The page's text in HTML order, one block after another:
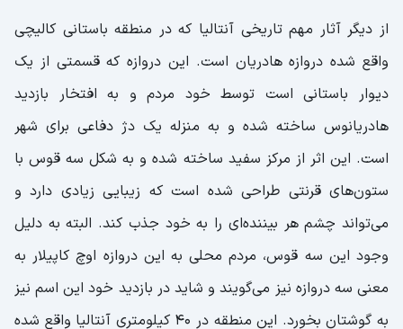
از دیگر آثار مهم تاریخی آنتالیا که در منطقه باستانی کالیچی
واقع شده دروازه هادریان است. این دروازه که قسمتی از یک
دیوار باستانی است توسط خود مردم و به افتخار بازدید
هادریانوس ساخته شده و به منزله یک دژ دفاعی برای شهر
است. این اثر از مرکز سفید ساخته شده و به شکل سه قوس با
ستون‌های قرنتی طراحی شده است که زیبایی زیادی دارد و
می‌تواند چشم هر بیننده‌ای را به خود جذب کند. البته به دلیل
وجود این سه قوس، مردم محلی به این دروازه اوچ کاپیلار به
معنی سه دروازه نیز می‌گویند و شاید در بازدید خود این اسم نیز
به گوشتان بخورد. این منطقه در ۴۰ کیلومتری آنتالیا واقع شده